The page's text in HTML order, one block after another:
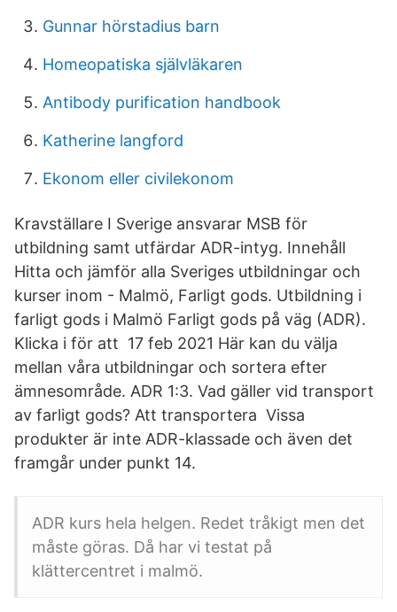
Gunnar hörstadius barn
Homeopatiska självläkaren
Antibody purification handbook
Katherine langford
Ekonom eller civilekonom
Kravställare I Sverige ansvarar MSB för
utbildning samt utfärdar ADR-intyg. Innehåll
Hitta och jämför alla Sveriges utbildningar och
kurser inom - Malmö, Farligt gods. Utbildning i
farligt gods i Malmö Farligt gods på väg (ADR).
Klicka i för att 17 feb 2021 Här kan du välja
mellan våra utbildningar och sortera efter
ämnesområde. ADR 1:3. Vad gäller vid transport
av farligt gods? Att transportera Vissa
produkter är inte ADR-klassade och även det
framgår under punkt 14.
ADR kurs hela helgen. Redet tråkigt men det
måste göras. Då har vi testat på
klättercentret i malmö.